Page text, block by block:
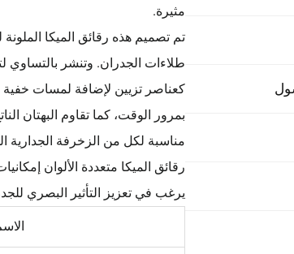
مثيرة.
تم تصميم هذه رقائق الميكا
طلاءات الجدران. وتنشر بالتساوي
كعناصر تزيين لإضافة لمسات خفية
بمرور الوقت، كما تقاوم البهتان
مناسبة لكل من الزخرفة الجدارية
رقائق الميكا متعددة الألوان
يرغب في تعزيز التأثير البصري